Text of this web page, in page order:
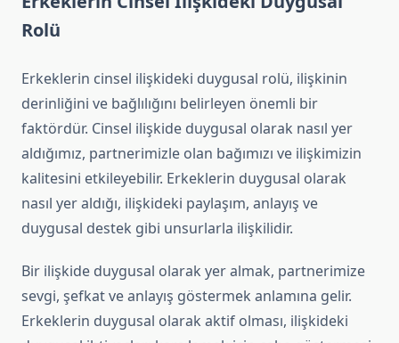
Rolü
Erkeklerin cinsel ilişkideki duygusal rolü, ilişkinin
derinliğini ve bağlılığını belirleyen önemli bir
faktördür. Cinsel ilişkide duygusal olarak nasıl yer
aldığımız, partnerimizle olan bağımızı ve ilişkimizin
kalitesini etkileyebilir. Erkeklerin duygusal olarak
nasıl yer aldığı, ilişkideki paylaşım, anlayış ve
duygusal destek gibi unsurlarla ilişkilidir.
Bir ilişkide duygusal olarak yer almak, partnerimize
sevgi, şefkat ve anlayış göstermek anlamına gelir.
Erkeklerin duygusal olarak aktif olması, ilişkideki